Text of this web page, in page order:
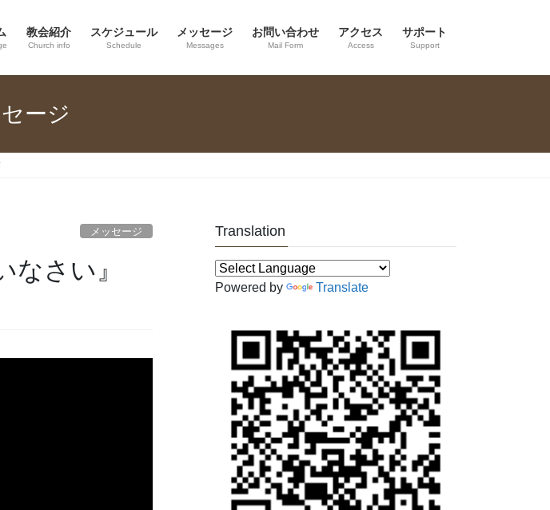
教会紹介
Church info
スケジュール
Schedule
メッセージ
Messages
お問い合わせ
Mail Form
アクセス
Access
サポート
Support
ージ
メッセージ
さい』
Translation
Powered by Translate